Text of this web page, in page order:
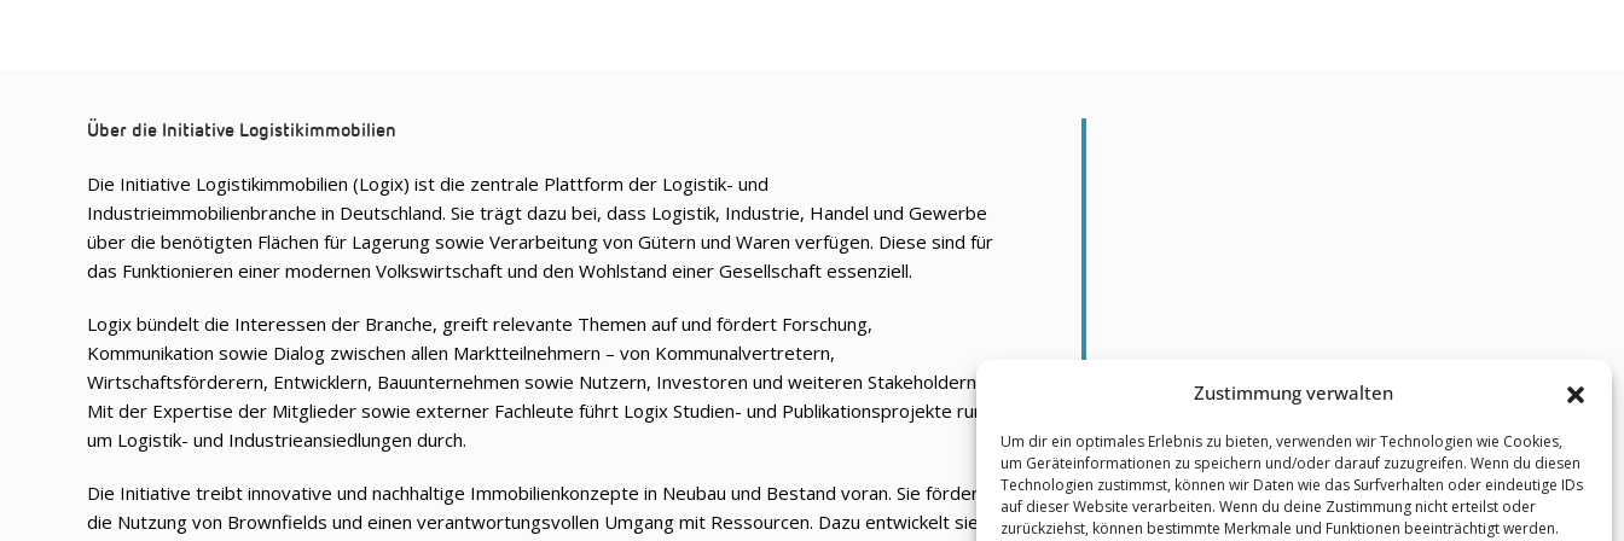
Zustimmung verwalten
Um dir ein optimales Erlebnis zu bieten, verwenden wir Technologien wie Cookies,
um Geräteinformationen zu speichern und/oder darauf zuzugreifen. Wenn du diesen
Technologien zustimmst, können wir Daten wie das Surfverhalten oder eindeutige IDs
auf dieser Website verarbeiten. Wenn du deine Zustimmung nicht erteilst oder
zurückziehst, können bestimmte Merkmale und Funktionen beeinträchtigt werden.
Über die Initiative Logistikimmobilien
Die Initiative Logistikimmobilien (Logix) ist die zentrale Plattform der Logistik- und
Industrieimmobilienbranche in Deutschland. Sie trägt dazu bei, dass Logistik, Industrie, Handel und Gewerbe
über die benötigten Flächen für Lagerung sowie Verarbeitung von Gütern und Waren verfügen. Diese sind für
das Funktionieren einer modernen Volkswirtschaft und den Wohlstand einer Gesellschaft essenziell.
Logix bündelt die Interessen der Branche, greift relevante Themen auf und fördert Forschung,
Kommunikation sowie Dialog zwischen allen Marktteilnehmern – von Kommunalvertretern,
Wirtschaftsförderern, Entwicklern, Bauunternehmen sowie Nutzern, Investoren und weiteren Stakeholdern.
Mit der Expertise der Mitglieder sowie externer Fachleute führt Logix Studien- und Publikationsprojekte rund
um Logistik- und Industrieansiedlungen durch.
Die Initiative treibt innovative und nachhaltige Immobilienkonzepte in Neubau und Bestand voran. Sie fördert
die Nutzung von Brownfields und einen verantwortungsvollen Umgang mit Ressourcen. Dazu entwickelt sie
Datenschutz
Cookie-Richtlinien